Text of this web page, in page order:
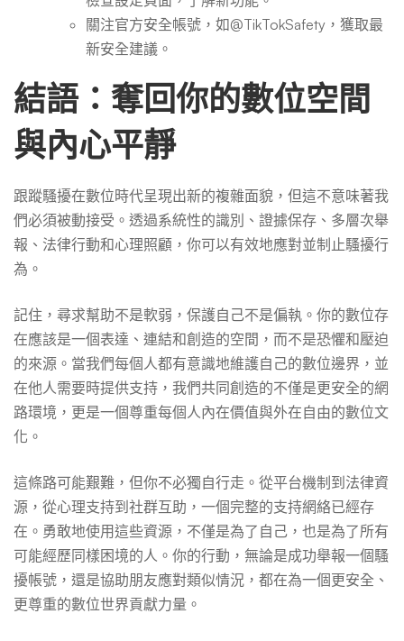
關注官方安全帳號，如@TikTokSafety，獲取最
新安全建議。
結語：奪回你的數位空間
與內心平靜
跟蹤騷擾在數位時代呈現出新的複雜面貌，但這不意味著我
們必須被動接受。透過系統性的識別、證據保存、多層次舉
報、法律行動和心理照顧，你可以有效地應對並制止騷擾行
為。
記住，尋求幫助不是軟弱，保護自己不是偏執。你的數位存
在應該是一個表達、連結和創造的空間，而不是恐懼和壓迫
的來源。當我們每個人都有意識地維護自己的數位邊界，並
在他人需要時提供支持，我們共同創造的不僅是更安全的網
路環境，更是一個尊重每個人內在價值與外在自由的數位文
化。
這條路可能艱難，但你不必獨自行走。從平台機制到法律資
源，從心理支持到社群互助，一個完整的支持網絡已經存
在。勇敢地使用這些資源，不僅是為了自己，也是為了所有
可能經歷同樣困境的人。你的行動，無論是成功舉報一個騷
擾帳號，還是協助朋友應對類似情況，都在為一個更安全、
更尊重的數位世界貢獻力量。